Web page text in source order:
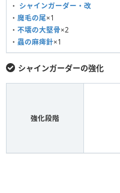
・ シャインガーダー・改
・ 魔毛の尾×1
・ 不壊の大堅骨×2
・ 蟲の麻痺針×1
シャインガーダーの強化
強化段階